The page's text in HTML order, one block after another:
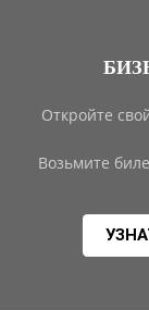
Откройте
Возьмите